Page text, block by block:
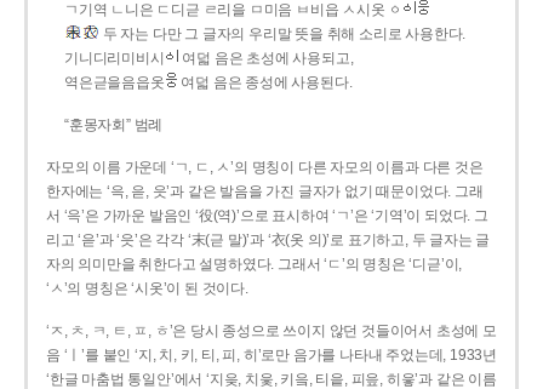
ㄱ기역 ㄴ니은 ㄷ디귿 ㄹ리을 ㅁ미음 ㅂ비읍 ㅅ시옷 ㆁ
두 자는 다만 그 글자의 우리말 뜻을 취해 소리로 사용한다.
기니디리미비시
여덟 음은 초성에 사용되고,
역은귿을음읍옷
여덟 음은 종성에 사용된다.
“훈몽자회” 범례
자모의 이름 가운데 ‘ㄱ, ㄷ, ㅅ’의 명칭이 다른 자모의 이름과 다른 것은
한자에는 ‘윽, 읃, 읏’과 같은 발음을 가진 글자가 없기 때문이었다. 그래
서 ‘윽’은 가까운 발음인 ‘役(역)’으로 표시하여 ‘ㄱ’은 ‘기역’이 되었다. 그
리고 ‘읃’과 ‘읏’은 각각 ‘末(귿 말)’과 ‘衣(옷 의)’로 표기하고, 두 글자는 글
자의 의미만을 취한다고 설명하였다. 그래서 ‘ㄷ’의 명칭은 ‘디귿’이,
‘ㅅ’의 명칭은 ‘시옷’이 된 것이다.
‘ㅈ, ㅊ, ㅋ, ㅌ, ㅍ, ㅎ’은 당시 종성으로 쓰이지 않던 것들이어서 초성에 모
음 ‘ㅣ’를 붙인 ‘지, 치, 키, 티, 피, 히’로만 음가를 나타내 주었는데, 1933년
‘한글 마춤법 통일안’에서 ‘지읒, 치읓, 키읔, 티읕, 피읖, 히읗’과 같은 이름